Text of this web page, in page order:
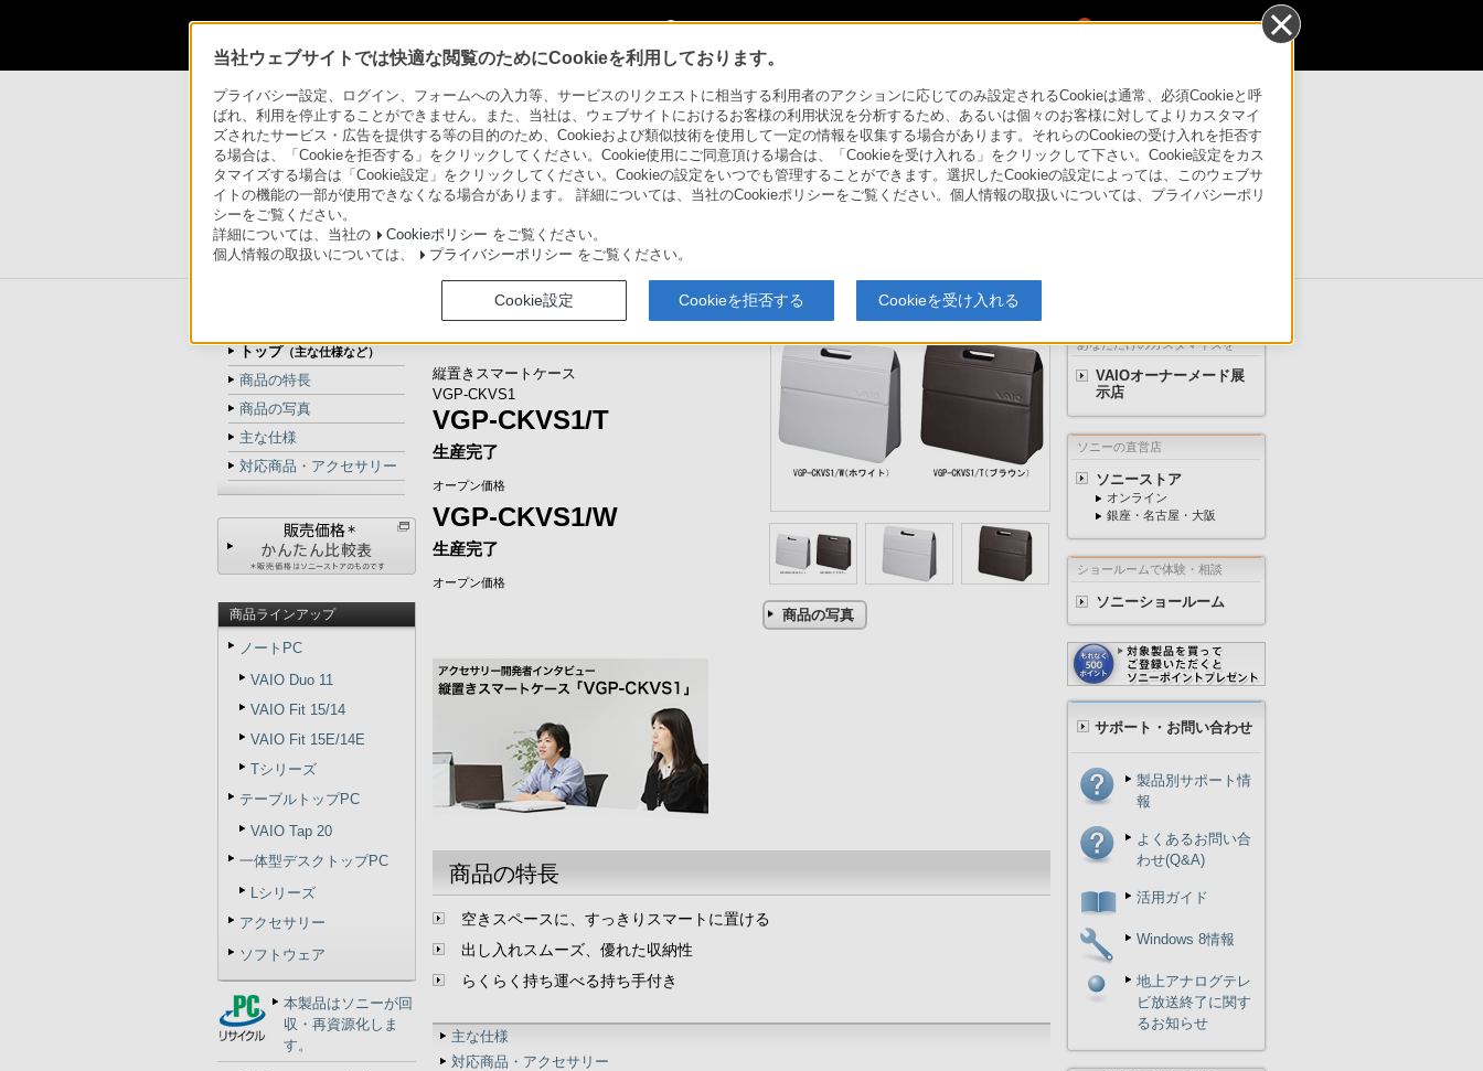
0
製品情報 > “VAIO”> ラインアップ > VGP-CKVS1
パーソナルコンピューター VAIO
法人のお客様はこちら
本サイトは、2014年6月以前発売のソニー株式会社製VAIOの製品情報を掲載しています。
2014年8月以降に発売されたVAIO株式会社製VAIOの製品情報はこちら をご覧ください。
ラインアップ アクセサリー VAIOでできること My VAIO
トップ（主な仕様など）
商品の特長
商品の写真
主な仕様
対応商品・アクセサリー
商品ラインアップ
ノートPC
VAIO Duo 11
VAIO Fit 15/14
VAIO Fit 15E/14E
Tシリーズ
テーブルトップPC
VAIO Tap 20
一体型デスクトップPC
Lシリーズ
アクセサリー
ソフトウェア
本製品はソニーが回
収・再資源化しま
す。
しっかり収納、すっきり置ける、縦置きタ
縦置きスマートケース
VGP-CKVS1
VGP-CKVS1/T
生産完了
オープン価格
VGP-CKVS1/W
生産完了
オープン価格
商品の写真
商品の特長
空きスペースに、すっきりスマートに置ける
出し入れスムーズ、優れた収納性
らくらく持ち運べる持ち手付き
主な仕様
対応商品・アクセサリー
あなただけのカスタマイズを
VAIOオーナーメード展
示店
ソニーの直営店
ソニーストア
オンライン
銀座・名古屋・大阪
ショールームで体験・相談
ソニーショールーム
サポート・お問い合わせ
製品別サポート情
報
よくあるお問い合
わせ(Q&A)
活用ガイド
Windows 8情報
地上アナログテレ
ビ放送終了に関す
るお知らせ
当社ウェブサイトでは快適な閲覧のためにCookieを利用しております。
プライバシー設定、ログイン、フォームへの入力等、サービスのリクエストに相当する利用者のアクションに応じてのみ設定されるCookieは通常、必須Cookieと呼
ばれ、利用を停止することができません。また、当社は、ウェブサイトにおけるお客様の利用状況を分析するため、あるいは個々のお客様に対してよりカスタマイ
ズされたサービス・広告を提供する等の目的のため、Cookieおよび類似技術を使用して一定の情報を収集する場合があります。それらのCookieの受け入れを拒否す
る場合は、「Cookieを拒否する」をクリックしてください。Cookie使用にご同意頂ける場合は、「Cookieを受け入れる」をクリックして下さい。Cookie設定をカス
タマイズする場合は「Cookie設定」をクリックしてください。Cookieの設定をいつでも管理することができます。選択したCookieの設定によっては、このウェブサ
イトの機能の一部が使用できなくなる場合があります。 詳細については、当社のCookieポリシーをご覧ください。個人情報の取扱いについては、プライバシーポリ
シーをご覧ください。
詳細については、当社の
Cookieポリシー をご覧ください。
個人情報の取扱いについては、
プライバシーポリシー をご覧ください。
Cookie設定 Cookieを拒否する Cookieを受け入れる